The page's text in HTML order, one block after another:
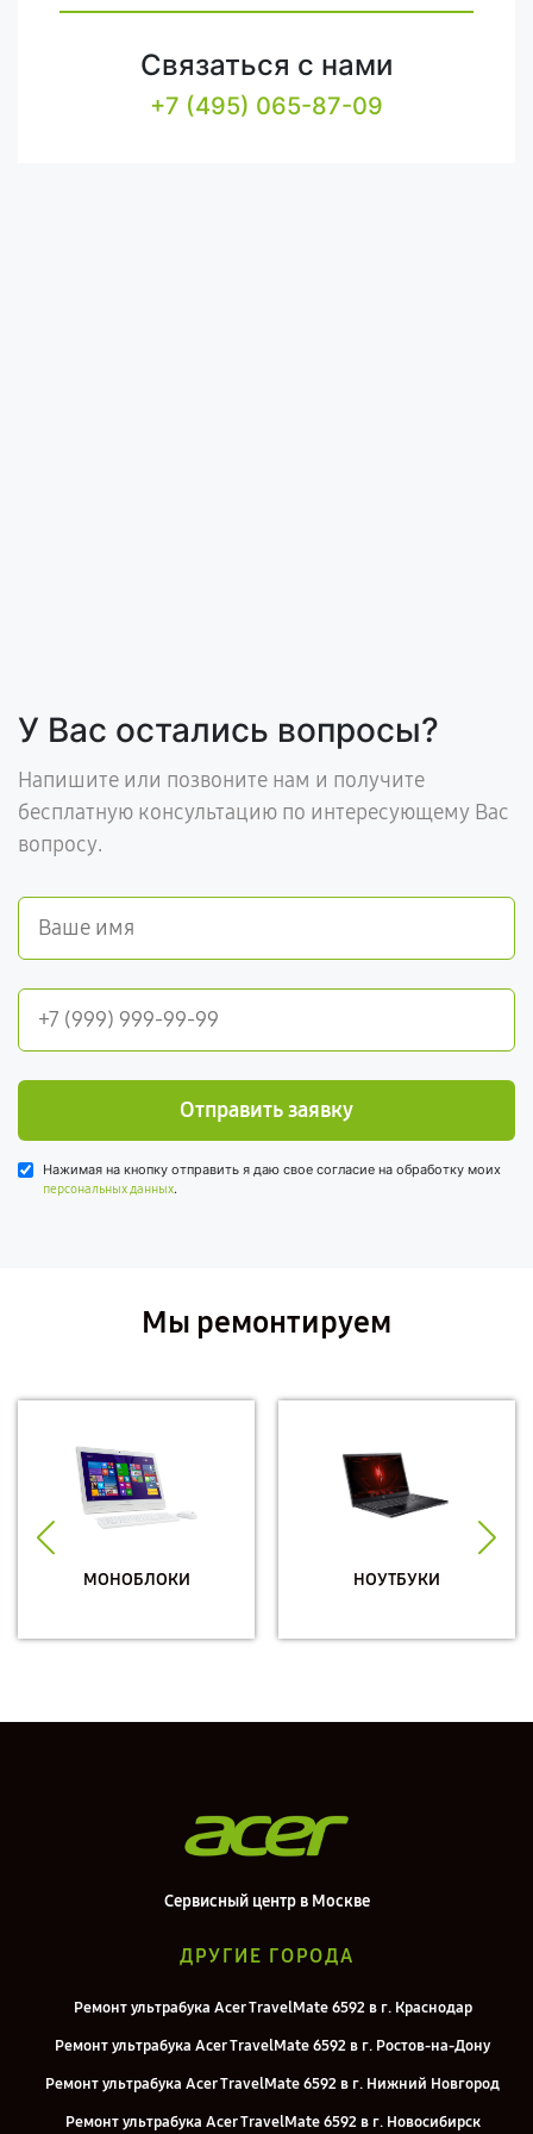
Связаться с нами
+7 (495) 065-87-09
У Вас остались вопросы?
Напишите или позвоните нам и получите
бесплатную консультацию по интересующему Вас
вопросу.
Отправить заявку
Нажимая на кнопку отправить я даю свое согласие на обработку моих
персональных данных.
Мы ремонтируем
МОНОБЛОКИ НОУТБУКИ
Сервисный центр в Москве
ДРУГИЕ ГОРОДА
Ремонт ультрабука Acer TravelMate 6592 в г. Краснодар
Ремонт ультрабука Acer TravelMate 6592 в г. Ростов-на-Дону
Ремонт ультрабука Acer TravelMate 6592 в г. Нижний Новгород
Ремонт ультрабука Acer TravelMate 6592 в г. Новосибирск